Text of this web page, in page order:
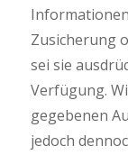
Zusicherung
sei sie
Verfügung.
gegebenen
jedoch